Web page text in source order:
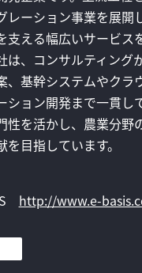
レーション事業を展開
支える幅広いサービス
は、コンサルティング
、基幹システムやクラ
ション開発まで一貫し
性を活かし、農業分野
目指しています。
http://www.e-